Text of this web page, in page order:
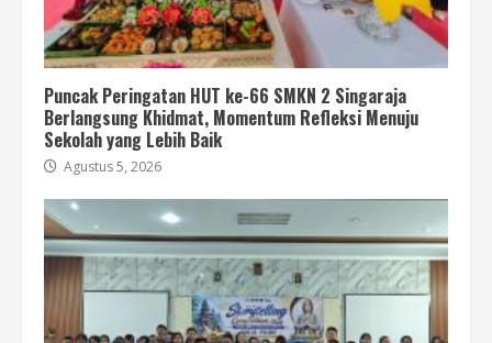
Puncak Peringatan HUT ke-66 SMKN 2 Singaraja
Berlangsung Khidmat, Momentum Refleksi Menuju
Sekolah yang Lebih Baik
Agustus 5, 2026